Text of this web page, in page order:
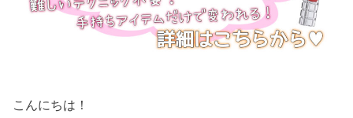
こんにちは！